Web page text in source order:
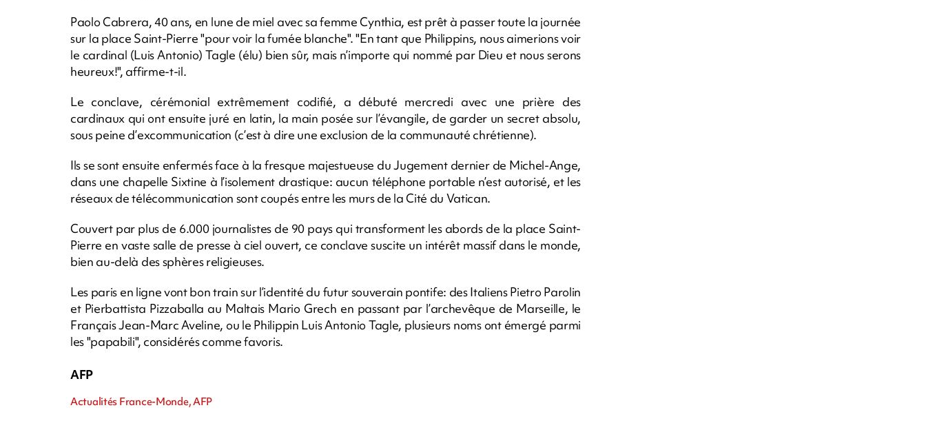
Paolo Cabrera, 40 ans, en lune de miel avec sa femme Cynthia, est prêt à passer toute la journée
sur la place Saint-Pierre "pour voir la fumée blanche". "En tant que Philippins, nous aimerions voir
le cardinal (Luis Antonio) Tagle (élu) bien sûr, mais n’importe qui nommé par Dieu et nous serons
heureux!", affirme-t-il.
Le conclave, cérémonial extrêmement codifié, a débuté mercredi avec une prière des
cardinaux qui ont ensuite juré en latin, la main posée sur l’évangile, de garder un secret absolu,
sous peine d’excommunication (c’est à dire une exclusion de la communauté chrétienne).
Ils se sont ensuite enfermés face à la fresque majestueuse du Jugement dernier de Michel-Ange,
dans une chapelle Sixtine à l’isolement drastique: aucun téléphone portable n’est autorisé, et les
réseaux de télécommunication sont coupés entre les murs de la Cité du Vatican.
Couvert par plus de 6.000 journalistes de 90 pays qui transforment les abords de la place Saint-
Pierre en vaste salle de presse à ciel ouvert, ce conclave suscite un intérêt massif dans le monde,
bien au-delà des sphères religieuses.
Les paris en ligne vont bon train sur l’identité du futur souverain pontife: des Italiens Pietro Parolin
et Pierbattista Pizzaballa au Maltais Mario Grech en passant par l’archevêque de Marseille, le
Français Jean-Marc Aveline, ou le Philippin Luis Antonio Tagle, plusieurs noms ont émergé parmi
les "papabili", considérés comme favoris.
AFP
Actualités France-Monde, AFP